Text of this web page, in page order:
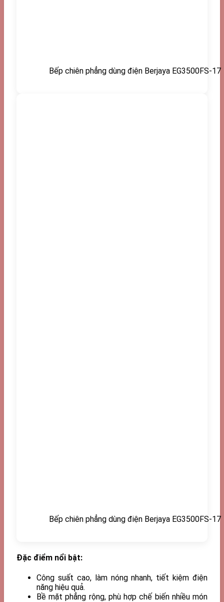
Bếp chiên phẳng dùng điện Berjaya EG3500FS-17
Bếp chiên phẳng dùng điện Berjaya EG3500FS-17
Đặc điểm nổi bật:
Công suất cao, làm nóng nhanh, tiết kiệm điện
năng hiệu quả.
Bề mặt phẳng rộng, phù hợp chế biến nhiều món